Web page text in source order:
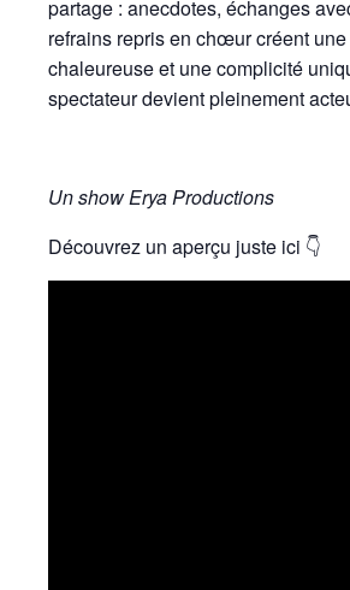
partage : anecdotes, échanges
refrains repris en chœur créent
chaleureuse et une complicité
spectateur devient pleinement
Un show Erya Productions
Découvrez un aperçu juste ici 👇